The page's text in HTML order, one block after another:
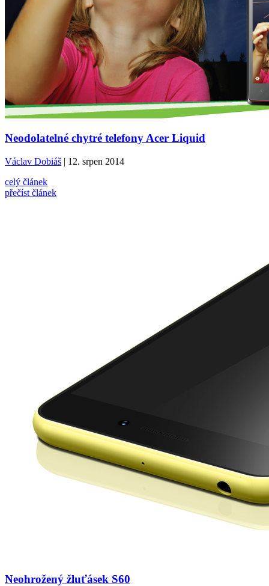
Neodolatelné chytré telefony Acer Liquid
Václav Dobiáš | 12. srpen 2014
celý článek
přečíst článek
Neohrožený žluťásek S60